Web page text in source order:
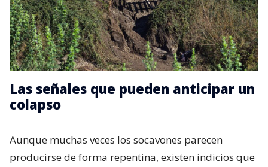
Las señales que pueden anticipar un
colapso
Aunque muchas veces los socavones parecen
producirse de forma repentina, existen indicios que